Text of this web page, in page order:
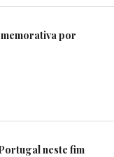
por
neste fim